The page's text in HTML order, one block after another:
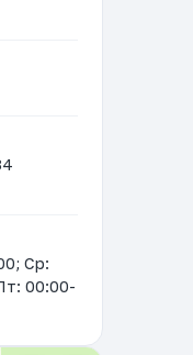
Ср:
00:00-